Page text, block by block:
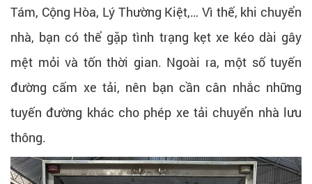
Tám, Cộng Hòa, Lý Thường Kiệt,… Vì thế, khi chuyển
nhà, bạn có thể gặp tình trạng kẹt xe kéo dài gây
mệt mỏi và tốn thời gian. Ngoài ra, một số tuyến
đường cấm xe tải, nên bạn cần cân nhắc những
tuyến đường khác cho phép xe tải chuyển nhà lưu
thông.